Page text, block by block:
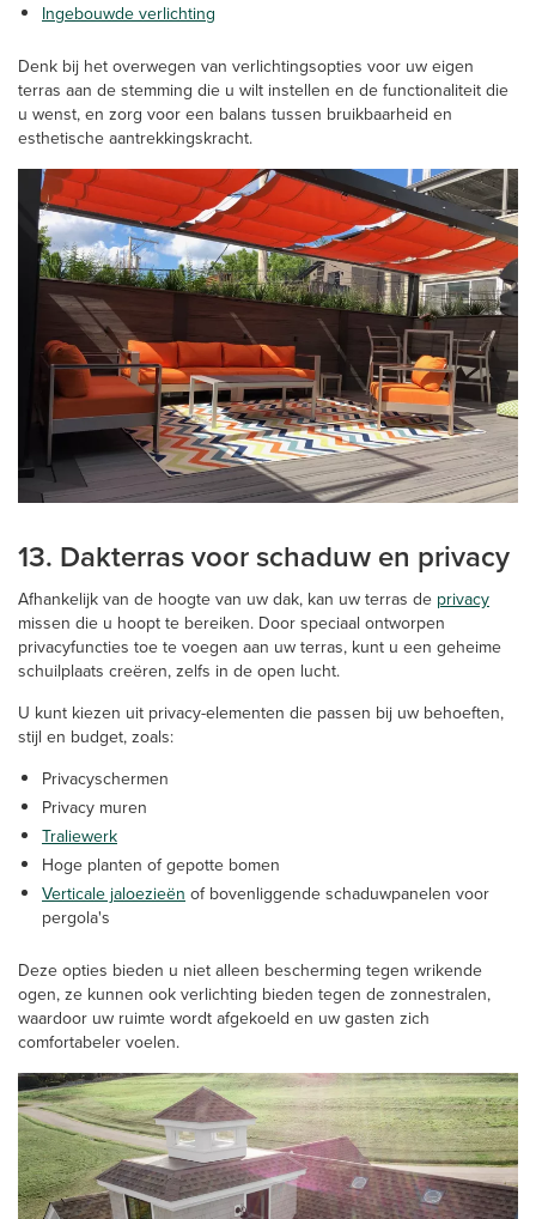
Ingebouwde verlichting
Denk bij het overwegen van verlichtingsopties voor uw eigen
terras aan de stemming die u wilt instellen en de functionaliteit die
u wenst, en zorg voor een balans tussen bruikbaarheid en
esthetische aantrekkingskracht.
13. Dakterras voor schaduw en privacy
Afhankelijk van de hoogte van uw dak, kan uw terras de privacy
missen die u hoopt te bereiken. Door speciaal ontworpen
privacyfuncties toe te voegen aan uw terras, kunt u een geheime
schuilplaats creëren, zelfs in de open lucht.
U kunt kiezen uit privacy-elementen die passen bij uw behoeften,
stijl en budget, zoals:
Privacyschermen
Privacy muren
Traliewerk
Hoge planten of gepotte bomen
Verticale jaloezieën of bovenliggende schaduwpanelen voor
pergola's
Deze opties bieden u niet alleen bescherming tegen wrikende
ogen, ze kunnen ook verlichting bieden tegen de zonnestralen,
waardoor uw ruimte wordt afgekoeld en uw gasten zich
comfortabeler voelen.